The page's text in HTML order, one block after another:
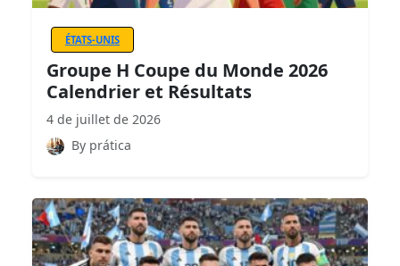
ÉTATS-UNIS
Groupe H Coupe du Monde 2026
Calendrier et Résultats
4 de juillet de 2026
By prática